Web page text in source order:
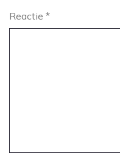
Reactie *